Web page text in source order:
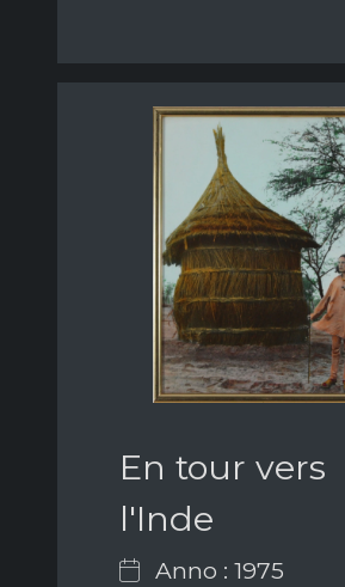
En tour vers
l'Inde
Anno : 1975